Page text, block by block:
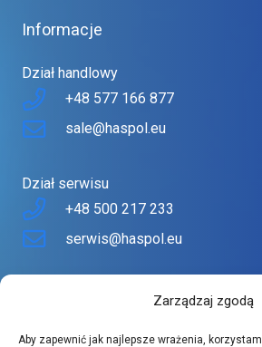
Zarządzaj zgodą
Aby zapewnić jak najlepsze wrażenia,
Informacje
Dział handlowy
+48 577 166 877
sale@haspol.eu
Dział serwisu
+48 500 217 233
serwis@haspol.eu